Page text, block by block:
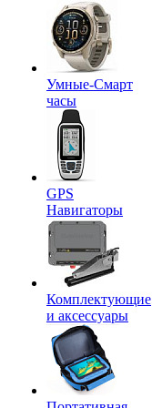
Умные-Смарт
часы
GPS
Навигаторы
Комплектующие
и аксессуары